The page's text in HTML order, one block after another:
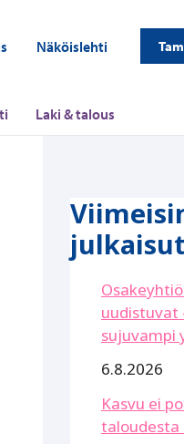
Näköislehti
Laki & talous
julkaisut
uudistuvat
sujuvampi
6.8.2026
Kasvu ei
taloudesta